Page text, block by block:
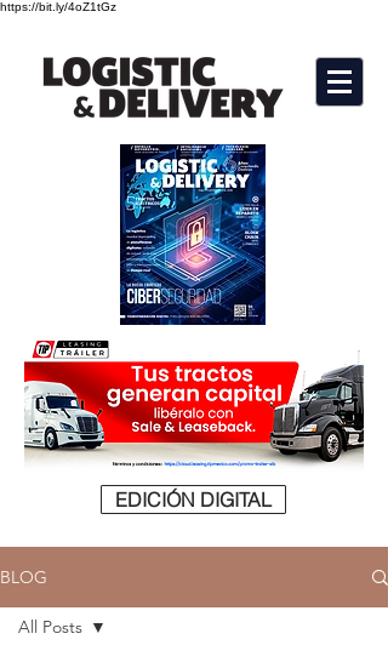
https://bit.ly/4oZ1tGz
EDICIÓN DIGITAL
BLOG
All Posts